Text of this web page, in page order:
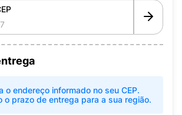
o endereço informado no seu CEP.
o prazo de entrega para a sua região.